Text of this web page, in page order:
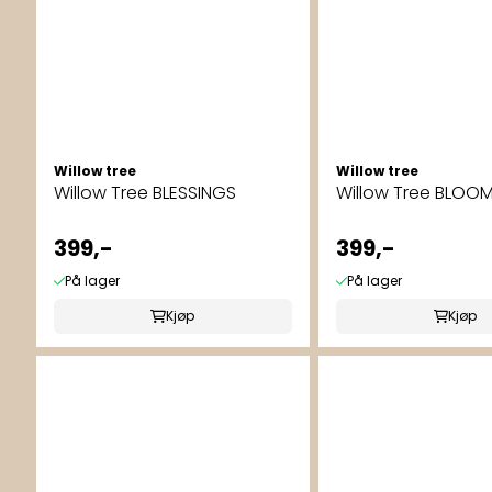
Willow tree
Willow Tree BLESSINGS
399,-
På lager
Kjøp
Willow tree
Willow Tree
399,-
På lager
Kjøp